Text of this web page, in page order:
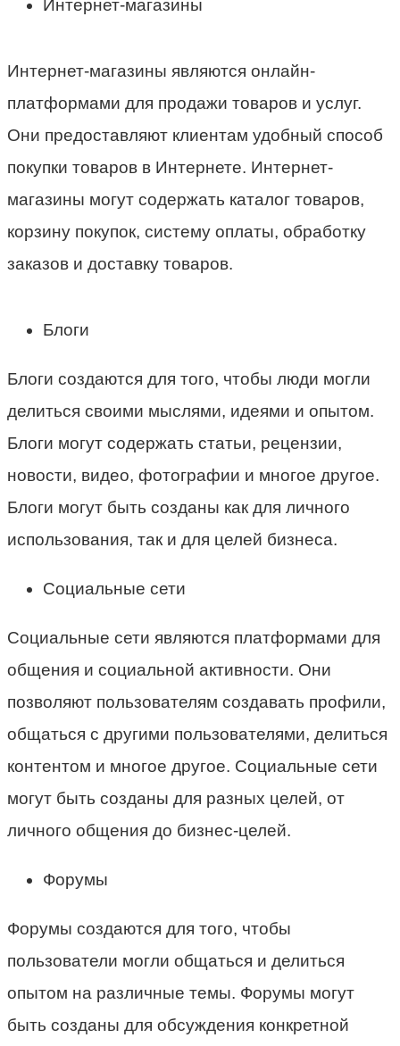
Интернет-магазины
Интернет-магазины являются онлайн-
платформами для продажи товаров и услуг.
Они предоставляют клиентам удобный способ
покупки товаров в Интернете. Интернет-
магазины могут содержать каталог товаров,
корзину покупок, систему оплаты, обработку
заказов и доставку товаров.
Блоги
Блоги создаются для того, чтобы люди могли
делиться своими мыслями, идеями и опытом.
Блоги могут содержать статьи, рецензии,
новости, видео, фотографии и многое другое.
Блоги могут быть созданы как для личного
использования, так и для целей бизнеса.
Социальные сети
Социальные сети являются платформами для
общения и социальной активности. Они
позволяют пользователям создавать профили,
общаться с другими пользователями, делиться
контентом и многое другое. Социальные сети
могут быть созданы для разных целей, от
личного общения до бизнес-целей.
Форумы
Форумы создаются для того, чтобы
пользователи могли общаться и делиться
опытом на различные темы. Форумы могут
быть созданы для обсуждения конкретной